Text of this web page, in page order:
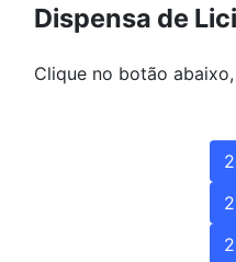
Dispensa de
Clique no botão